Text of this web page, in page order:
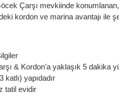
Çarşı mevkiinde
kordon ve marina avantajı ile
& Kordon’a yaklaşık 5 dakika
katlı) yapıdadır
tatil evidir